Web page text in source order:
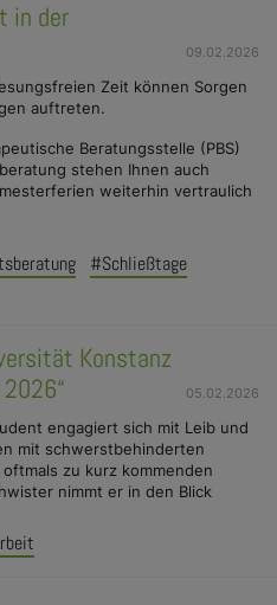
in der
09.02.2026
Zeit können Sorgen
auftreten.
Beratungsstelle (PBS)
stehen Ihnen auch
weiterhin vertraulich
#Schließtage
Konstanz
05.02.2026
engagiert sich mit Leib und
mit schwerstbehinderten
zu kurz kommenden
nimmt er in den Blick